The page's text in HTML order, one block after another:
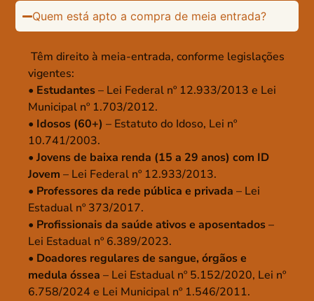
Quem está apto a compra de meia entrada?
Têm direito à meia-entrada, conforme legislações
vigentes:
• Estudantes– Lei Federal nº 12.933/2013 e Lei
Municipal nº 1.703/2012.
• Idosos (60+) – Estatuto do Idoso, Lei nº
10.741/2003.
• Jovens de baixa renda (15 a 29 anos) com ID
Jovem – Lei Federal nº 12.933/2013.
• Professores da rede pública e privada – Lei
Estadual nº 373/2017.
• Profissionais da saúde ativos e aposentados–
Lei Estadual nº 6.389/2023.
• Doadores regulares de sangue, órgãos e
medula óssea – Lei Estadual nº 5.152/2020, Lei nº
6.758/2024 e Lei Municipal nº 1.546/2011.